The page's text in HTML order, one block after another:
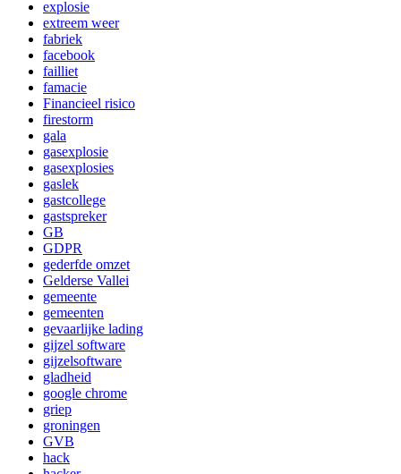
explosie
extreem weer
fabriek
facebook
failliet
famacie
Financieel risico
firestorm
gala
gasexplosie
gasexplosies
gaslek
gastcollege
gastspreker
GB
GDPR
gederfde omzet
Gelderse Vallei
gemeente
gemeenten
gevaarlijke lading
gijzel software
gijzelsoftware
gladheid
google chrome
griep
groningen
GVB
hack